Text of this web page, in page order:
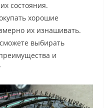
состояния.
хорошие
их изнашивать.
выбирать
и